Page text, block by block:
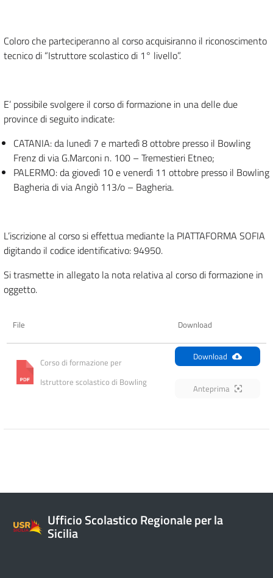
Coloro che parteciperanno al corso acquisiranno il riconoscimento
tecnico di “Istruttore scolastico di 1° livello”.
E’ possibile svolgere il corso di formazione in una delle due
province di seguito indicate:
CATANIA: da lunedì 7 e martedì 8 ottobre presso il Bowling
Frenz di via G.Marconi n. 100 – Tremestieri Etneo;
PALERMO: da giovedì 10 e venerdì 11 ottobre presso il Bowling
Bagheria di via Angiò 113/o – Bagheria.
L’iscrizione al corso si effettua mediante la PIATTAFORMA SOFIA
digitando il codice identificativo: 94950.
Si trasmette in allegato la nota relativa al corso di formazione in
oggetto.
File Download
Corso di formazione per
Istruttore scolastico di Bowling
Download
Anteprima
Ufficio Scolastico Regionale per la
Sicilia